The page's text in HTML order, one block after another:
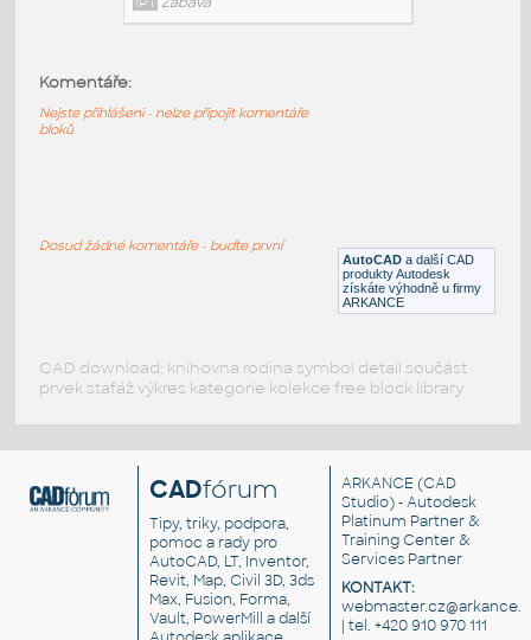
DWG
Elektronika
AutoCAD a další CAD
produkty Autodesk
získáte výhodně u firmy
ARKANCE
Komentáře:
Nejste přihlášeni - nelze připojit komentáře
bloků
Dosud žádné komentáře - buďte první
CAD download: knihovna rodina symbol detail součást
prvek stafáž výkres kategorie kolekce free block library
CADfórum
Tipy, triky, podpora,
pomoc a rady pro
AutoCAD, LT, Inventor,
Revit, Map, Civil 3D, 3ds
Max, Fusion, Forma,
Vault, PowerMill a další
ARKANCE (CAD
Studio) - Autodesk
Platinum Partner &
Training Center &
Services Partner
KONTAKT:
| tel. +420 910 970 111